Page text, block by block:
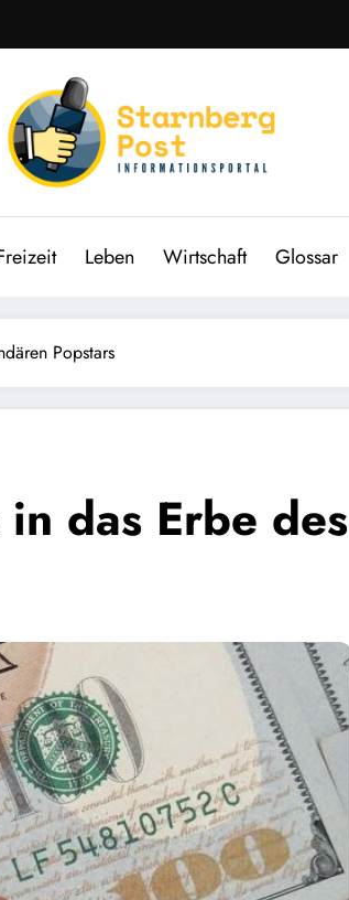
Leben Wirtschaft Glossar
Popstars
das Erbe des